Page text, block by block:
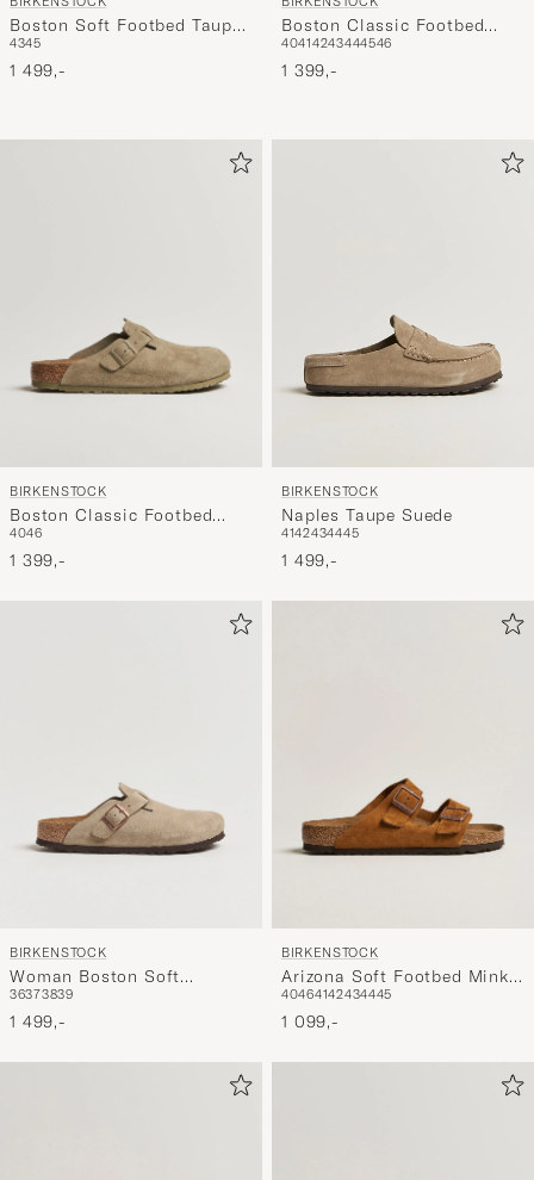
Boston Soft Footbed Taupe
Suede
4345
1 499,-
Boston Classic Footbed
Habana Oiled Leather
40414243444546
1 399,-
BIRKENSTOCK
Boston Classic Footbed
Faded Khaki Suede
4046
1 399,-
BIRKENSTOCK
Naples Taupe Suede
4142434445
1 499,-
BIRKENSTOCK
Woman Boston Soft
Footbed Taupe Suede
36373839
1 499,-
BIRKENSTOCK
Arizona Soft Footbed Mink
Suede
40464142434445
1 099,-